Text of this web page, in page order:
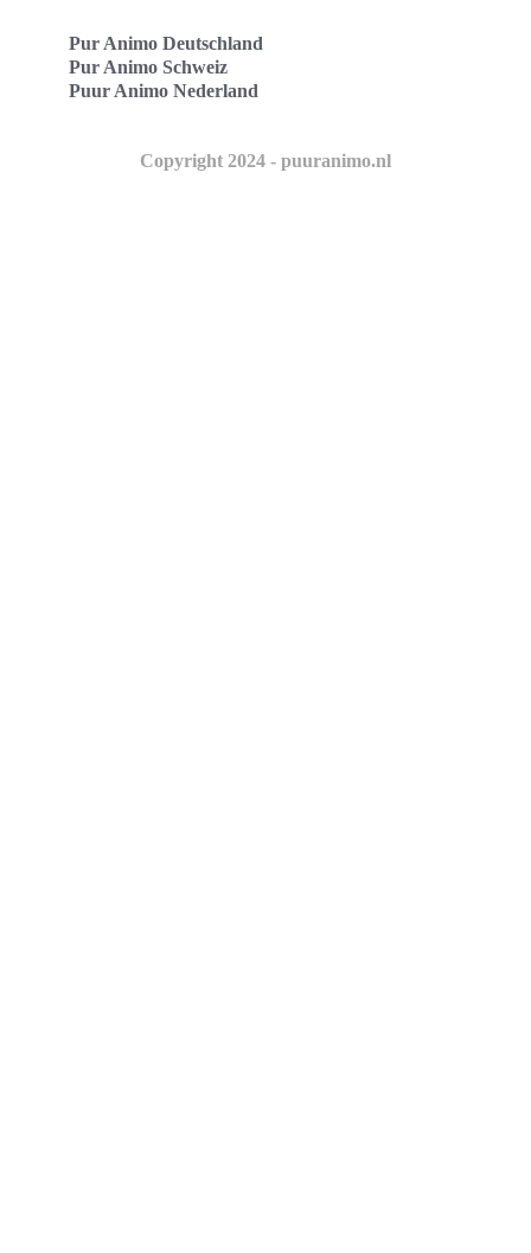
Pur Animo Deutschland
Pur Animo Schweiz
Puur Animo Nederland
Copyright 2024 - puuranimo.nl